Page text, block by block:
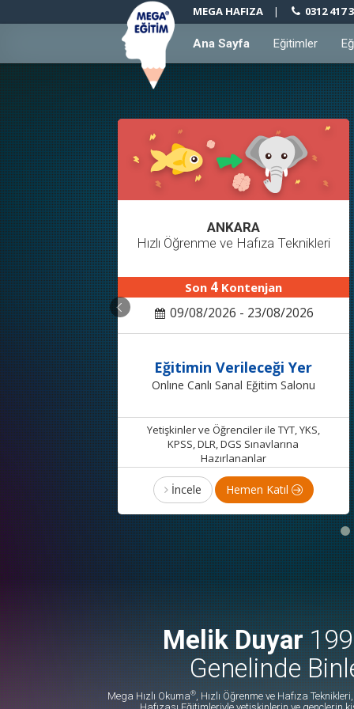
MEGA HAFIZA | 0312 417
Ana Sayfa Eğitimler
ANKARA
Hızlı Öğrenme ve Hafıza Teknikleri
Son 4Kontenjan
09/08/2026 - 23/08/2026
Eğitimin Verileceği Yer
Onlıne Canlı Sanal Eğitim Salonu
Yetişkinler ve Öğrenciler ile TYT, YKS,
KPSS, DLR, DGS Sınavlarına
Hazırlananlar
İncele Hemen Katıl
Melik Duyar
Genelinde
Mega Hızlı Okuma®, Hızlı Öğrenme ve Hafıza